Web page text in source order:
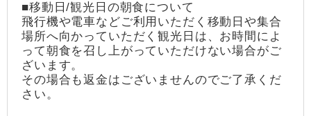
■移動日/観光日の朝食について
飛行機や電車などご利用いただく移動日や集合
場所へ向かっていただく観光日は、お時間によ
って朝食を召し上がっていただけない場合がご
ざいます。
その場合も返金はございませんのでご了承くだ
さい。